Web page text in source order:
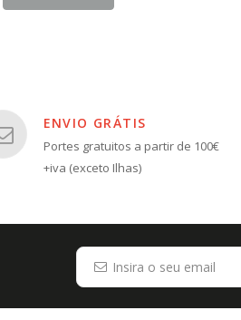
ENVIO GRÁTIS
Portes gratuitos a partir de 100€
+iva (exceto Ilhas)